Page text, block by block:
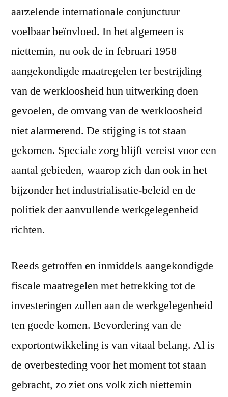
aarzelende internationale conjunctuur
voelbaar beïnvloed. In het algemeen is
niettemin, nu ook de in februari 1958
aangekondigde maatregelen ter bestrijding
van de werkloosheid hun uitwerking doen
gevoelen, de omvang van de werkloosheid
niet alarmerend. De stijging is tot staan
gekomen. Speciale zorg blijft vereist voor een
aantal gebieden, waarop zich dan ook in het
bijzonder het industrialisatie-beleid en de
politiek der aanvullende werkgelegenheid
richten.
Reeds getroffen en inmiddels aangekondigde
fiscale maatregelen met betrekking tot de
investeringen zullen aan de werkgelegenheid
ten goede komen. Bevordering van de
exportontwikkeling is van vitaal belang. Al is
de overbesteding voor het moment tot staan
gebracht, zo ziet ons volk zich niettemin